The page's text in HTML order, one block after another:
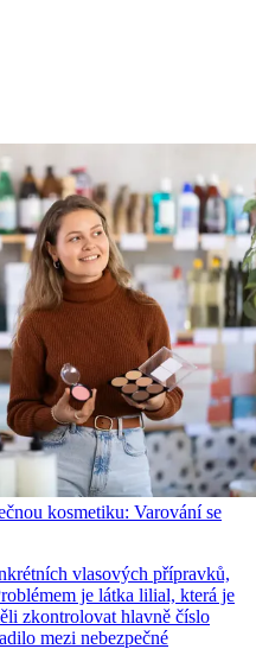
kosmetiku: Varování se
vlasových přípravků,
je látka lilial, která je
zkontrolovat hlavně číslo
mezi nebezpečné